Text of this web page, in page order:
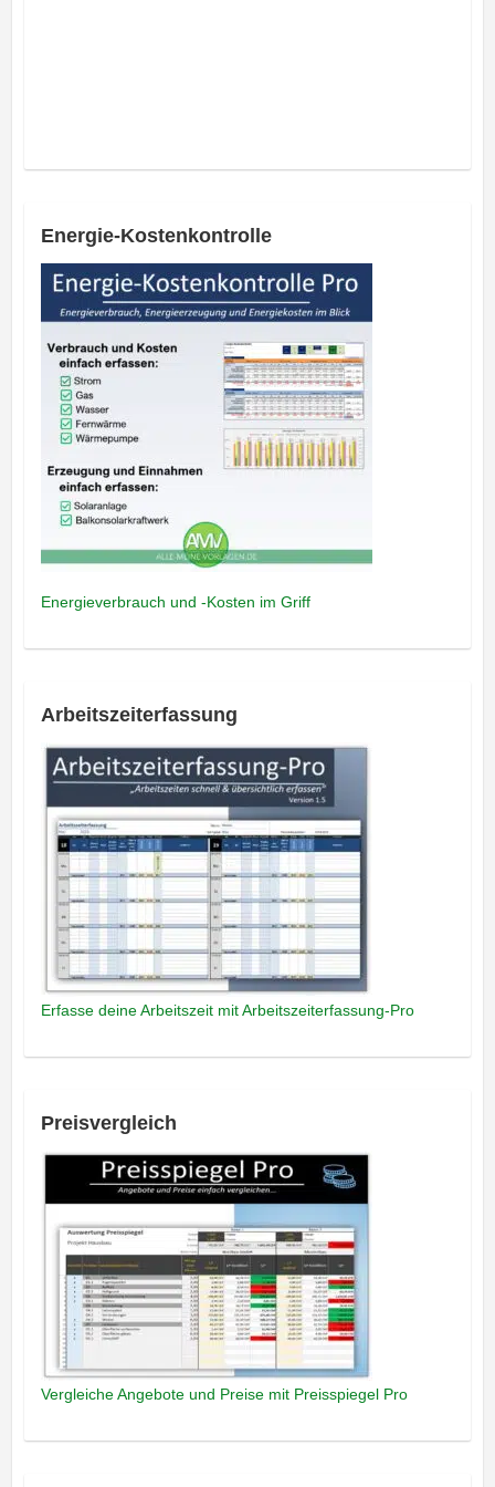
Energie-Kostenkontrolle
Energieverbrauch und -Kosten im Griff
Arbeitszeiterfassung
Erfasse deine Arbeitszeit mit Arbeitszeiterfassung-Pro
Preisvergleich
Vergleiche Angebote und Preise mit Preisspiegel Pro